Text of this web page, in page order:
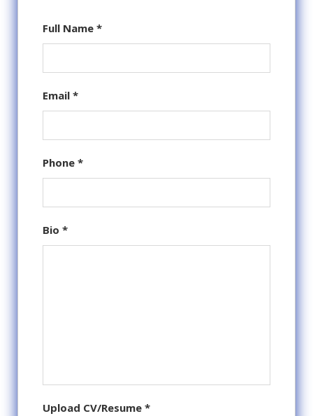
Full Name *
Email *
Phone *
Bio *
Upload CV/Resume *